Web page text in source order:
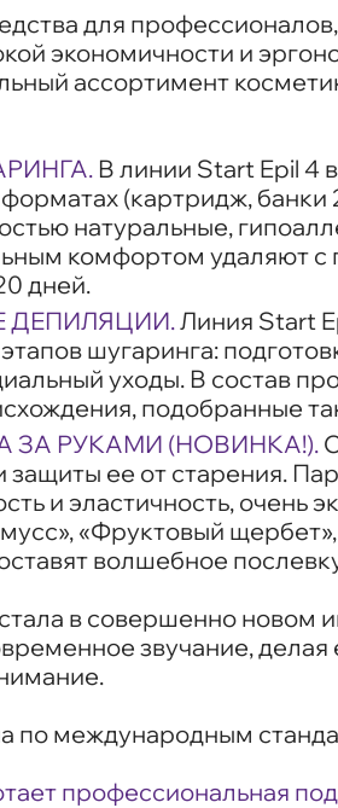
для
экономичности и
ассортимент
В линии Start Epil 4
(картридж,
натуральные,
комфортом удаляют с
дней.
ДЕПИЛЯЦИИ.Линия Start
шугаринга:
уходы. В состав
подобранные
ЗА РУКАМИ (НОВИНКА!).
защиты ее от старения.
и эластичность,
«Фруктовый
волшебное
в совершенно новом
звучание,
международным
профессиональная